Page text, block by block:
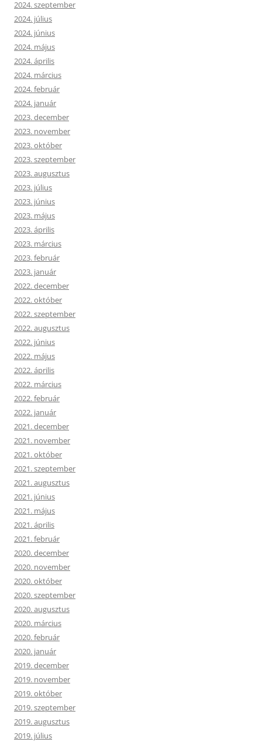
2024. szeptember
2024. július
2024. június
2024. május
2024. április
2024. március
2024. február
2024. január
2023. december
2023. november
2023. október
2023. szeptember
2023. augusztus
2023. július
2023. június
2023. május
2023. április
2023. március
2023. február
2023. január
2022. december
2022. október
2022. szeptember
2022. augusztus
2022. június
2022. május
2022. április
2022. március
2022. február
2022. január
2021. december
2021. november
2021. október
2021. szeptember
2021. augusztus
2021. június
2021. május
2021. április
2021. február
2020. december
2020. november
2020. október
2020. szeptember
2020. augusztus
2020. március
2020. február
2020. január
2019. december
2019. november
2019. október
2019. szeptember
2019. augusztus
2019. július